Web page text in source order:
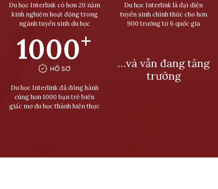
Du học Interlink có hơn 20 năm
kinh nghiệm hoạt động trong
ngành tuyển sinh du học
Du học Interlink là đại diện
tuyển sinh chính thức cho hơn
900 trường từ 6 quốc gia
1000+
HỒ SƠ
Du học Interlink đã đồng hành
cùng hơn 1000 bạn trẻ biến
giấc mơ du học thành hiện thực
…và vẫn đang tăng
trưởng